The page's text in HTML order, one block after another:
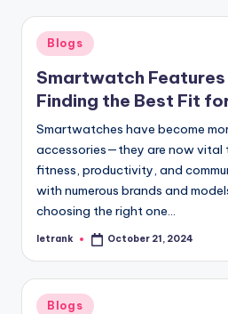
Posted
in
Blogs
Smartwatch
Finding the Best Fit
Smartwatches have become
accessories—they are now vital
fitness, productivity, and
with numerous brands and
choosing the right one…
Posted
letrank October 21, 2024
Posted
Blogs